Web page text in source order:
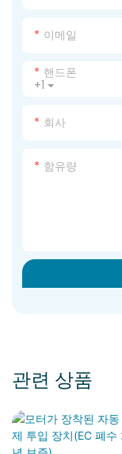
이메일
+1
핸드폰
회사
함유량
관련 상품